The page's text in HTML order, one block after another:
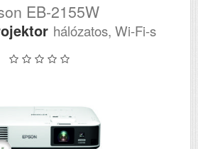
EB-2155W
hálózatos, Wi-Fi-s